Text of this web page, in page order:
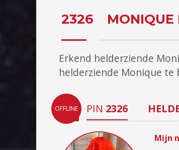
2326 MONIQUE
Erkend helderziende
helderziende Monique te
OFFLINE PIN 2326
Mijn